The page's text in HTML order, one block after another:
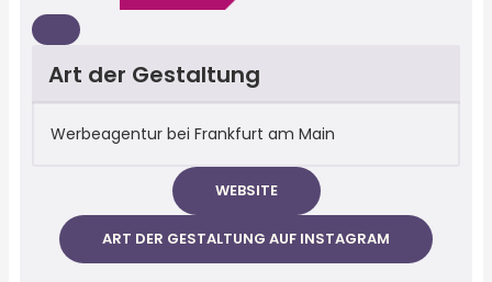
Art der Gestaltung
Werbeagentur bei Frankfurt am Main
WEBSITE
ART DER GESTALTUNG AUF INSTAGRAM